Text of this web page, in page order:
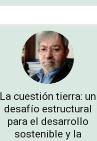
La cuestión tierra: un
desafío estructural
para el desarrollo
sostenible y la